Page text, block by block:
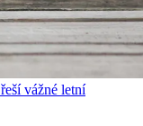
vážné letní